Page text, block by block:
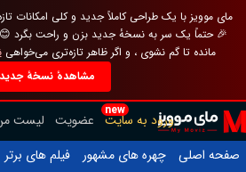
مای موویز با یک طراحی کاملاً جدید و کلی امکانات
🎉 حتماً یک سر به نسخهٔ جدید بزن و راحت بگرد
مانده تا گم نشوی ، و اگر ظاهر تازه‌تری می‌خواهی
مشاهدهٔ نسخهٔ جدید
new
ورود به سایت عضویت لیست
صفحه اصلی
چهره های مشهور
فیلم های برتر